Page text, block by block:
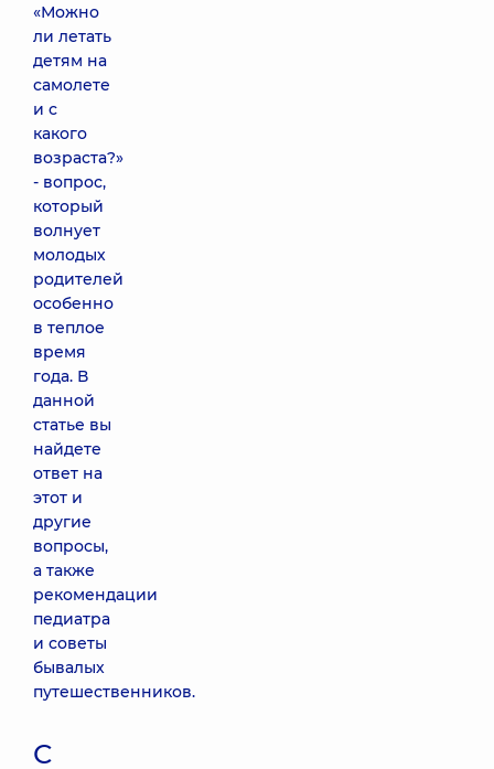
«Можно
ли летать
детям на
самолете
и с
какого
возраста?»
- вопрос,
который
волнует
молодых
родителей
особенно
в теплое
время
года. В
данной
статье вы
найдете
ответ на
этот и
другие
вопросы,
а также
рекомендации
педиатра
и советы
бывалых
путешественников.
С